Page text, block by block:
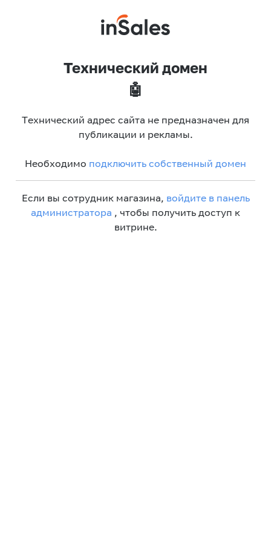
Технический домен
🤖
Технический адрес сайта не предназначен для
публикации и рекламы.
Необходимо подключить собственный домен
Если вы сотрудник магазина, войдите в панель
администратора , чтобы получить доступ к
витрине.